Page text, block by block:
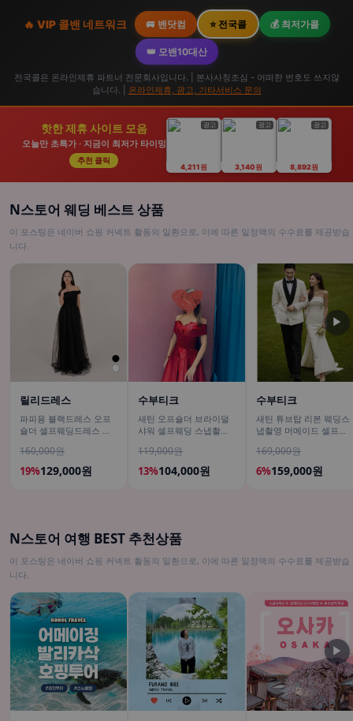
🔥 VIP 콜밴 네트워크 🚐 밴닷컴 ⭐ 전국콜 💰 최저가콜
👑 모밴10대산
전국콜은 온라인제휴 파트너 전문회사입니다. | 본사사칭조심 - 어떠한 번호도 쓰지않
습니다. |
온라인제휴, 광고, 기타서비스 문의
핫한 제휴 사이트 모음
오늘만 초특가 · 지금이 최저가 타이밍
추천 클릭
광고
4,211원
광고
3,140원
광고
8,892원
N스토어 웨딩 베스트 상품
이 포스팅은 네이버 쇼핑 커넥트 활동의 일환으로, 이에 따른 일정액의 수수료를 제공받습
니다.
릴리드레스
파피용 블랙드레스 오프
숄더 셀프웨딩드레스 연
레스
160,000원
19%129,000원
수부티크
새틴 오프숄더 브라이덜
샤워 셀프웨딩 스냅촬영
119,000원
13%104,000원
수부티크
새틴 튜브탑 리본 웨딩스
냅촬영 머메이드 셀프웨
169,000원
6%159,000원
▶
N스토어 여행 BEST 추천상품
이 포스팅은 네이버 쇼핑 커넥트 활동의 일환으로, 이에 따른 일정액의 수수료를 제공받습
니다.
▶